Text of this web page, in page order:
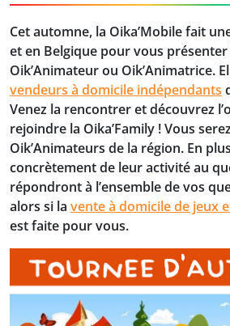
Cet automne, la Oika’Mobile fait
et en Belgique pour vous présenter
Oik’Animateur ou Oik’Animatrice.
vendeurs à domicile indépendants
Venez la rencontrer et découvrez
rejoindre la Oika’Family ! Vous
Oik’Animateurs de la région. En
concrètement de leur activité au
répondront à l’ensemble de vos
alors si la vente à domicile de jeux
est faite pour vous.